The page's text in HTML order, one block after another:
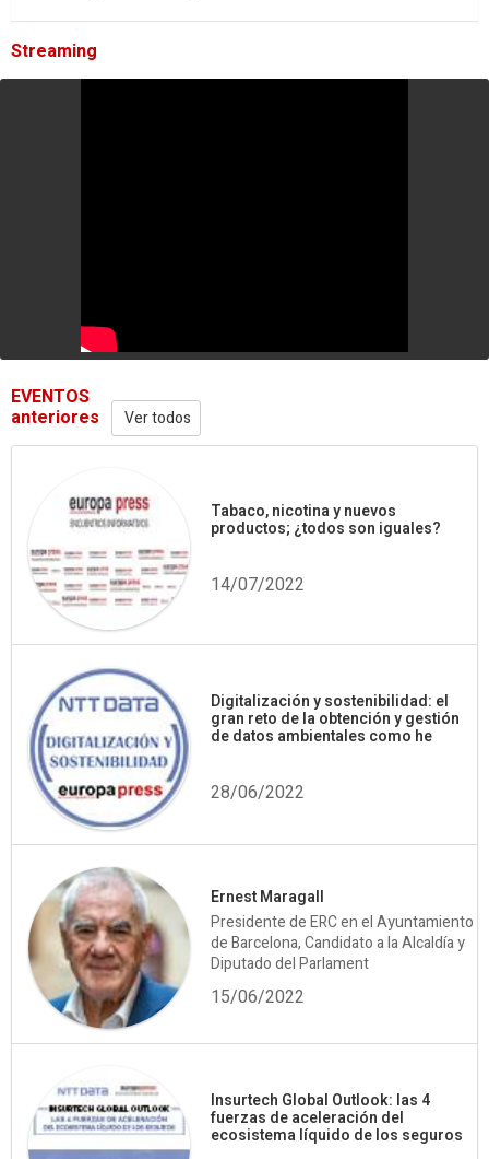
Streaming
EVENTOS
anteriores Ver todos
Tabaco, nicotina y nuevos
productos; ¿todos son iguales?
14/07/2022
Digitalización y sostenibilidad: el
gran reto de la obtención y gestión
de datos ambientales como he
28/06/2022
Ernest Maragall
Presidente de ERC en el Ayuntamiento
de Barcelona, Candidato a la Alcaldía y
Diputado del Parlament
15/06/2022
Insurtech Global Outlook: las 4
fuerzas de aceleración del
ecosistema líquido de los seguros